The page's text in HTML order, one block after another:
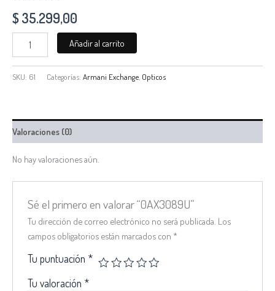
$35.299,00
Añadir al carrito
SKU: 61 Categorías: Armani Exchange Opticos
Valoraciones (0)
No hay valoraciones aún.
Sé el primero en valorar “0AX3089U”
Tu dirección de correo electrónico no será publicada. Los
campos obligatorios están marcados con *
Tu puntuación *
Tu valoración *